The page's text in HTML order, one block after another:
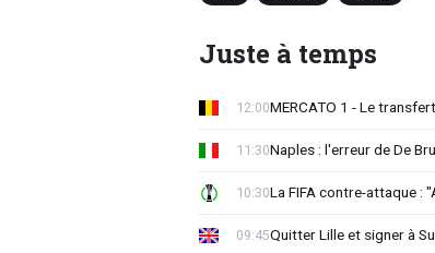
Juste à temps
MERCATO 1 - Le
12:00
Naples : l'erreur de De
11:30
La FIFA contre-attaque :
10:30
Quitter Lille et signer à
09:45